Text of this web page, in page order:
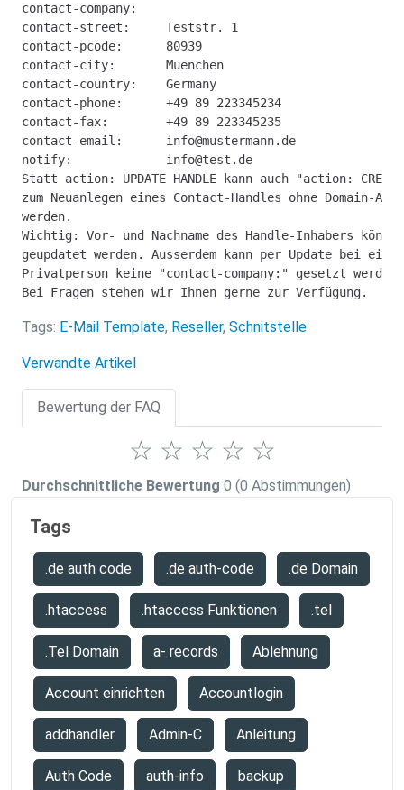
contact-company:
contact-street:     Teststr. 1
contact-pcode:      80939
contact-city:       Muenchen
contact-country:    Germany
contact-phone:      +49 89 223345234
contact-fax:        +49 89 223345235
contact-email:      info@mustermann.de
notify:             info@test.de
Statt action: UPDATE HANDLE kann auch "action: CREATE
zum Neuanlegen eines Contact-Handles ohne Domain-
werden.
Wichtig: Vor- und Nachname des Handle-Inhabers
geupdatet werden. Ausserdem kann per Update bei
Privatperson keine "contact-company:" gesetzt werden
Bei Fragen stehen wir Ihnen gerne zur Verfügung.
Tags: E-Mail Template, Reseller, Schnitstelle
Verwandte Artikel
Bewertung der FAQ
☆
☆
☆
☆
☆
Durchschnittliche Bewertung 0 (0 Abstimmungen)
Tags
.de auth code .de auth-code .de Domain
.htaccess .htaccess Funktionen .tel
.Tel Domain a- records Ablehnung
Account einrichten Accountlogin
addhandler Admin-C Anleitung
Auth Code auth-info backup